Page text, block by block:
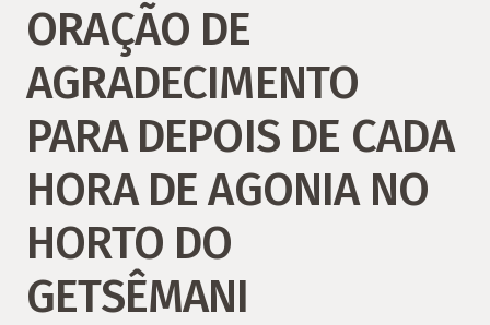
ORAÇÃO DE
AGRADECIMENTO
PARA DEPOIS DE CADA
HORA DE AGONIA NO
HORTO DO
GETSÊMANI